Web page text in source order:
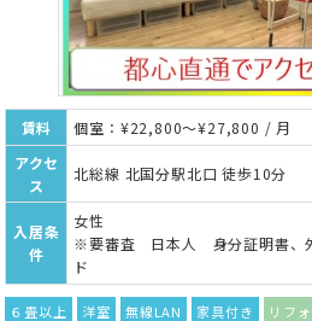
賃料
個室：¥22,800～¥27,800 / 月
アクセ
ス
北総線 北国分駅北口 徒歩10分
入居条
件
女性
※要審査 日本人 身分証明書、
ド
６畳以上 洋室 無線LAN 家具付き
リフ